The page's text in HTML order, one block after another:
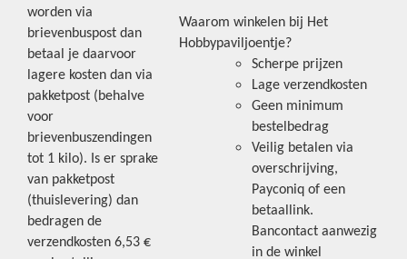
worden via
brievenbuspost dan
betaal je daarvoor
lagere kosten dan via
pakketpost (behalve
voor
brievenbuszendingen
tot 1 kilo). Is er sprake
van pakketpost
(thuislevering) dan
bedragen de
verzendkosten 6,53 €
Waarom winkelen bij Het
Hobbypaviljoentje?
Scherpe prijzen
Lage verzendkosten
Geen minimum
bestelbedrag
Veilig betalen via
overschrijving,
Payconiq of een
betaallink.
Bancontact aanwezig
in de winkel